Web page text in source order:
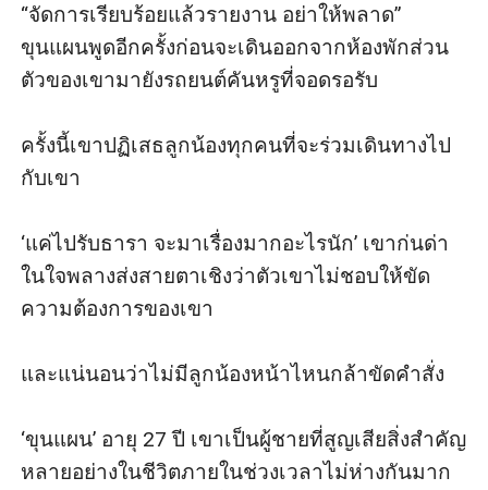
“จัดการเรียบร้อยแล้วรายงาน อย่าให้พลาด”
ขุนแผนพูดอีกครั้งก่อนจะเดินออกจากห้องพักส่วน
ตัวของเขามายังรถยนต์คันหรูที่จอดรอรับ
ครั้งนี้เขาปฏิเสธลูกน้องทุกคนที่จะร่วมเดินทางไป
กับเขา
‘แค่ไปรับธารา จะมาเรื่องมากอะไรนัก’ เขาก่นด่า
ในใจพลางส่งสายตาเชิงว่าตัวเขาไม่ชอบให้ขัด
ความต้องการของเขา
และแน่นอนว่าไม่มีลูกน้องหน้าไหนกล้าขัดคำสั่ง
‘ขุนแผน’ อายุ 27 ปี เขาเป็นผู้ชายที่สูญเสียสิ่งสำคัญ
หลายอย่างในชีวิตภายในช่วงเวลาไม่ห่างกันมาก